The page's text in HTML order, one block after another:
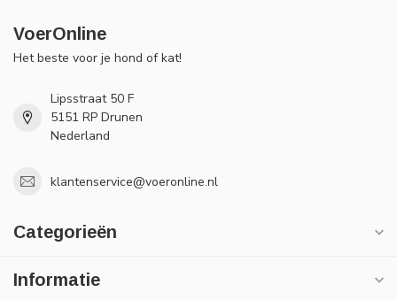
VoerOnline
Het beste voor je hond of kat!
Lipsstraat 50 F
5151 RP Drunen
Nederland
klantenservice@voeronline.nl
Categorieën
Informatie